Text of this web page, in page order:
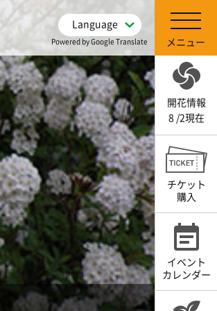
Language
Powered by Google Translate
開花情報
8 /2現在
チケット
購入
イベント
カレンダー
メニュー